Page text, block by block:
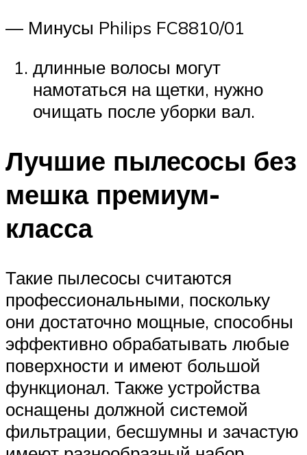
— Минусы Philips FC8810/01
длинные волосы могут
намотаться на щетки, нужно
очищать после уборки вал.
Лучшие пылесосы без
мешка премиум-
класса
Такие пылесосы считаются
профессиональными, поскольку
они достаточно мощные, способны
эффективно обрабатывать любые
поверхности и имеют большой
функционал. Также устройства
оснащены должной системой
фильтрации, бесшумны и зачастую